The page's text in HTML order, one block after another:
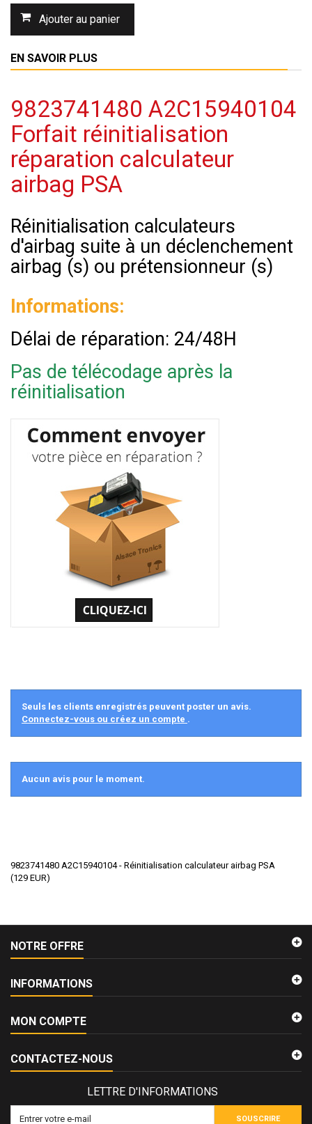
Ajouter au panier
EN SAVOIR PLUS
9823741480 A2C15940104
Forfait réinitialisation
réparation calculateur
airbag PSA
Réinitialisation calculateurs
d'airbag suite à un déclenchement
airbag (s) ou prétensionneur (s)
Informations:
Délai de réparation: 24/48H
Pas de télécodage après la
réinitialisation
Seuls les clients enregistrés peuvent poster un avis.
Connectez-vous ou créez un compte .
Aucun avis pour le moment.
9823741480 A2C15940104 - Réinitialisation calculateur airbag PSA
(129 EUR)
NOTRE OFFRE
INFORMATIONS
MON COMPTE
CONTACTEZ-NOUS
LETTRE D'INFORMATIONS
SOUSCRIRE